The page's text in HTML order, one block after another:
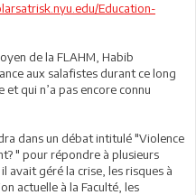
Education-
de la FLAHM, Habib
aux salafistes durant ce long
qui n’a pas encore connu
dans un débat intitulé "Violence
" pour répondre à plusieurs
avait géré la crise, les risques à
actuelle à la Faculté, les